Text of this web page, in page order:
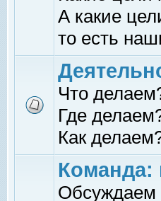
А какие
то есть
Что
Где
Как
Команда:
Обсуждаем